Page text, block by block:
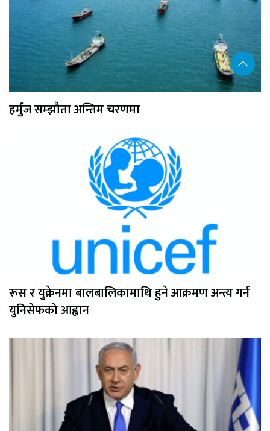
हर्मुज सम्झौता अन्तिम चरणमा
रूस र युक्रेनमा बालबालिकामाथि हुने आक्रमण अन्त्य गर्न
युनिसेफको आह्वान